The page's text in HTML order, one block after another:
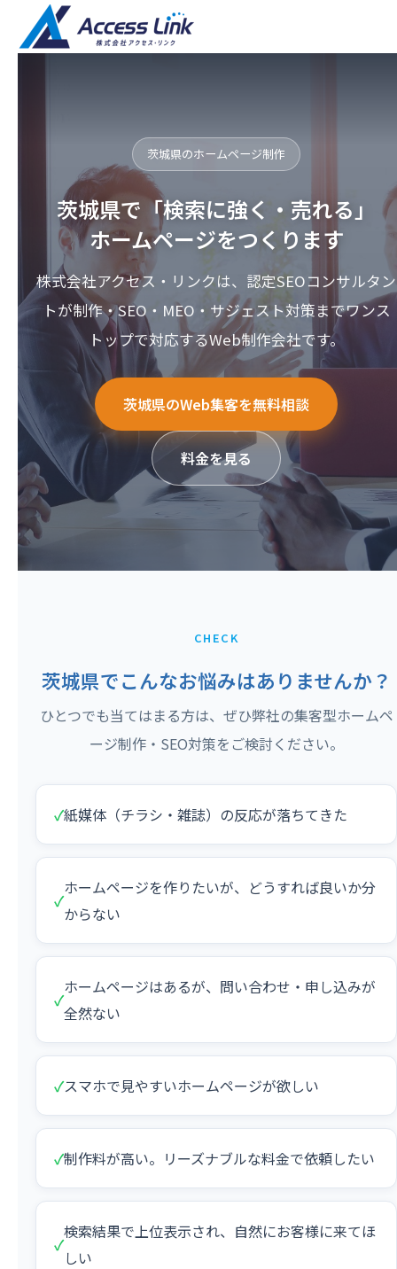
茨城県のホームページ制作
茨城県で「検索に強く・売れる」
ホームページをつくります
株式会社アクセス・リンクは、認定SEOコンサルタン
トが制作・SEO・MEO・サジェスト対策までワンス
トップで対応するWeb制作会社です。
茨城県のWeb集客を無料相談
料金を見る
CHECK
茨城県でこんなお悩みはありませんか？
ひとつでも当てはまる方は、ぜひ弊社の集客型ホームペ
ージ制作・SEO対策をご検討ください。
✓紙媒体（チラシ・雑誌）の反応が落ちてきた
✓
ホームページを作りたいが、どうすれば良いか分
からない
✓
ホームページはあるが、問い合わせ・申し込みが
全然ない
✓スマホで見やすいホームページが欲しい
✓制作料が高い。リーズナブルな料金で依頼したい
✓
検索結果で上位表示され、自然にお客様に来てほ
しい